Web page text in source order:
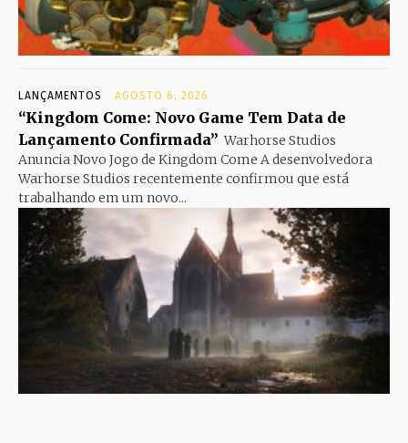
LANÇAMENTOS AGOSTO 6, 2026
“Kingdom Come: Novo Game Tem Data de
Lançamento Confirmada” Warhorse Studios
Anuncia Novo Jogo de Kingdom Come A desenvolvedora
Warhorse Studios recentemente confirmou que está
trabalhando em um novo...